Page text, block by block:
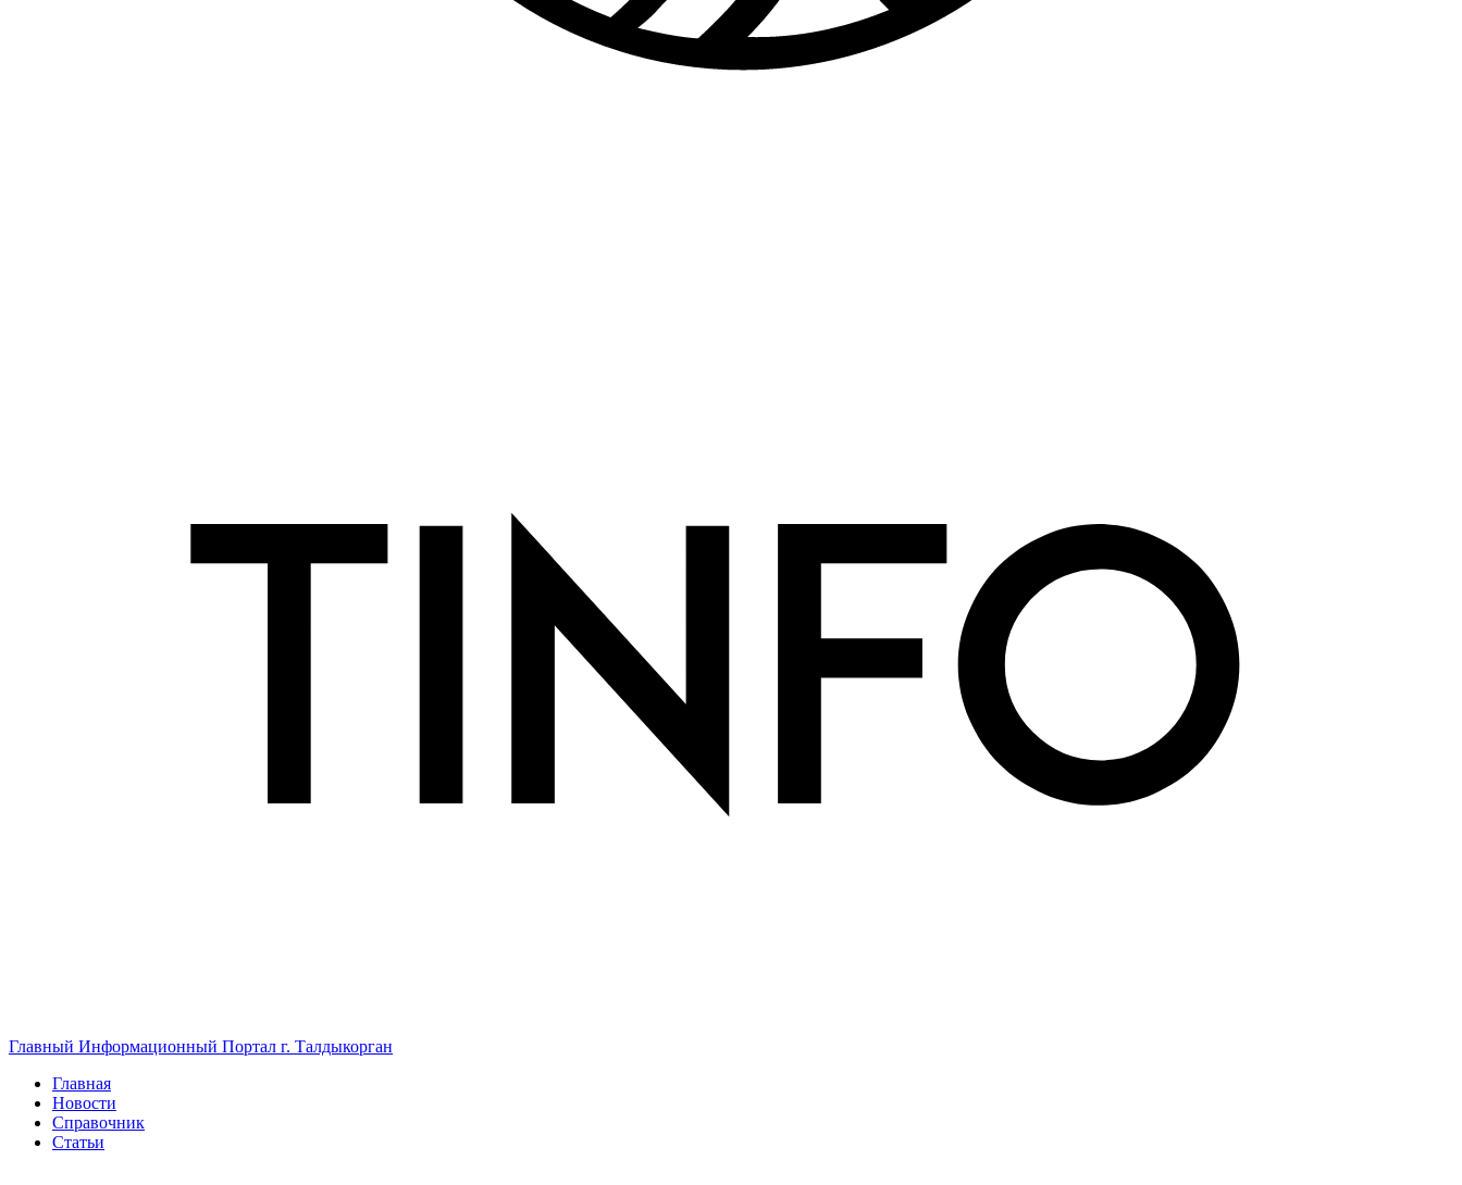
Главный Информационный Портал г. Талдыкорган
Главная
Новости
Справочник
Статьи